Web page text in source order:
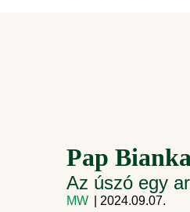
Pap
Az úszó egy
MW | 2024.09.07.